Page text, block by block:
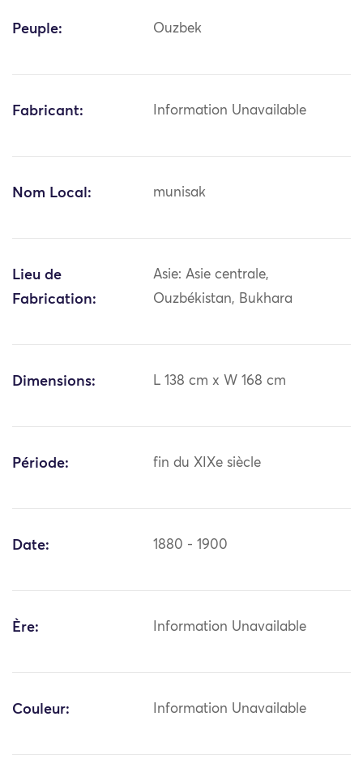
Peuple: Ouzbek
Fabricant: Information Unavailable
Nom Local: munisak
Lieu de
Fabrication:
Asie: Asie centrale,
Ouzbékistan, Bukhara
Dimensions: L 138 cm x W 168 cm
Période: fin du XIXe siècle
Date: 1880 - 1900
Ère: Information Unavailable
Couleur: Information Unavailable